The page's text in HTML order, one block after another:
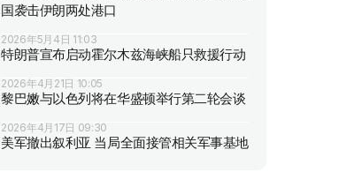
国袭击伊朗两处港口
2026年5月4日 11:03
特朗普宣布启动霍尔木兹海峡船只救援行动
2026年4月21日 10:05
黎巴嫩与以色列将在华盛顿举行第二轮会谈
2026年4月17日 09:30
美军撤出叙利亚 当局全面接管相关军事基地